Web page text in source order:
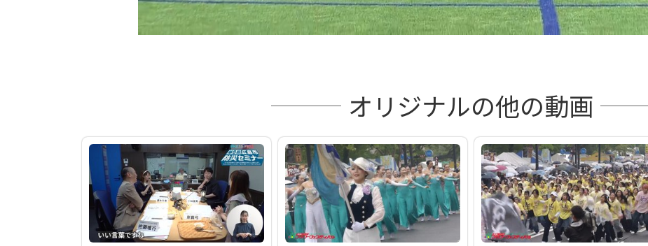
オ
を
再
生
オリジナルの他の動画